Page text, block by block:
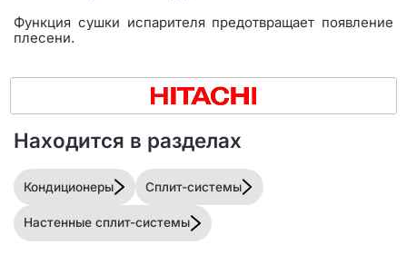
Функция сушки испарителя предотвращает появление
плесени.
Находится в разделах
Кондиционеры Сплит-системы
Настенные сплит-системы